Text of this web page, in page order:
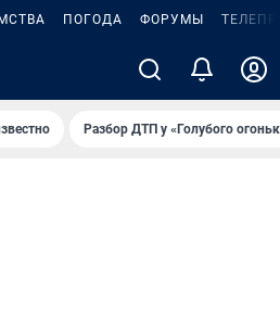
ПОГОДА ФОРУМЫ
Разбор ДТП у «Голубого